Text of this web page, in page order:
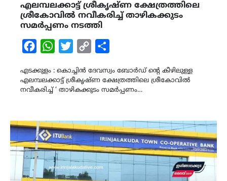
എലമ്പലക്കാട്ട് ശ്രീകൃഷ്ണ ക്ഷേത്രത്തിലെ
ശ്രീകോവിൽ നവീകരിച്ച് താഴികക്കുടം
സമർപ്പണം നടത്തി
FacebookWhatsAppTwitterCopy
എടക്കുളം : കൊച്ചിൻ ദേവസ്വം ബോർഡ് ൻ്റെ കീഴിലുള്ള
എലമ്പലക്കാട്ട് ശ്രീകൃഷ്ണ ക്ഷേത്രത്തിലെ ശ്രീകോവിൽ
നവീകരിച്ച് ‘ താഴികക്കുടം സമർപ്പണം…